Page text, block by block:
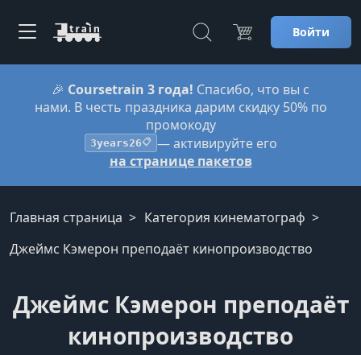
Войти
🎉 Coursetrain 3 года! Спасибо, что вы с
нами. В честь праздника дарим скидку 50% по
промокоду
3years26📋 — активируйте его
на странице пакетов
Главная страница
Категория кинематограф
Джеймс Кэмерон преподаёт кинопроизводство
Джеймс Кэмерон преподаёт
кинопроизводство